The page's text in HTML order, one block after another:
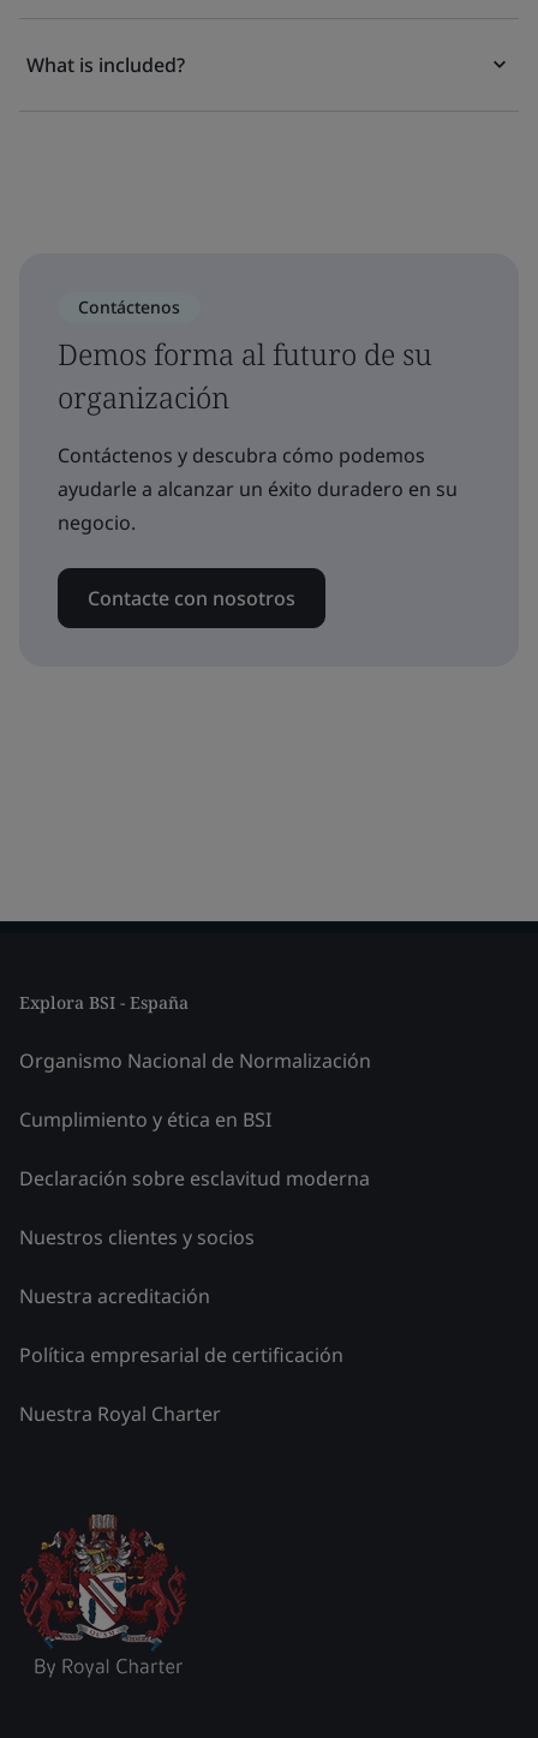
What is included?
Contáctenos
Demos forma al futuro de su
organización
Contáctenos y descubra cómo podemos
ayudarle a alcanzar un éxito duradero en su
negocio.
Contacte con nosotros
Explora BSI - España
Organismo Nacional de Normalización
Cumplimiento y ética en BSI
Declaración sobre esclavitud moderna
Nuestros clientes y socios
Nuestra acreditación
Política empresarial de certificación
Nuestra Royal Charter